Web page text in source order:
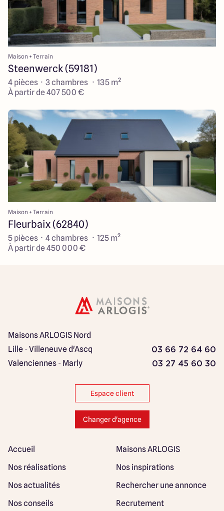
Maison + Terrain
Steenwerck (59181)
4 pièces · 3 chambres · 135 m²
À partir de 407 500 €
Maison + Terrain
Fleurbaix (62840)
5 pièces · 4 chambres · 125 m²
À partir de 450 000 €
Maisons ARLOGIS Nord
Lille - Villeneuve d'Ascq
03 66 72 64 60
Valenciennes - Marly 03 27 45 60 30
Espace client
Changer d'agence
Accueil
Maisons ARLOGIS
Nos réalisations
Nos inspirations
Nos actualités
Rechercher une annonce
Nos conseils
Recrutement